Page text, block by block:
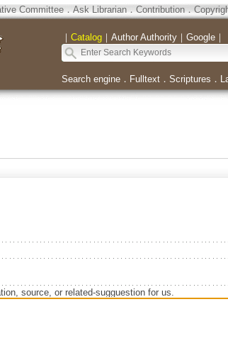
Committee．Ask Librarian．Contribution．
｜ Catalog｜ Author Authority｜ Google｜
Search engine． Fulltext． Scriptures ．
source, or related-sugguestion for us.